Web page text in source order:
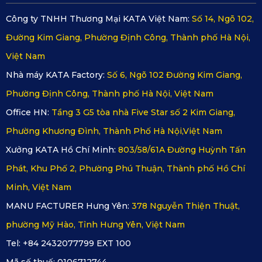
Thảm ô tô 360 độ KATA giúp bảo vệ sàn xe khỏi nước mưa
Thảm lót sàn ô tô 360 không chỉ thực dụng mà còn nâng tầm
nội thất với thiết kế hiện đại và chất liệu PVC cao cấp. Hoa
Công ty TNHH Thương Mại KATA Việt Nam: Số 14, Ngõ 102,
Đường Kim Giang, Phường Định Công, Thành phố Hà Nội,
Việt Nam
Nhà máy KATA Factory: Số 6, Ngõ 102 Đường Kim Giang,
Phường Định Công, Thành phố Hà Nội, Việt Nam
Office HN: Tầng 3 G5 tòa nhà Five Star số 2 Kim Giang,
Phường Khương Đình, Thành Phố Hà Nội,Việt Nam
Xưởng KATA Hồ Chí Minh: 803/58/61A Đường Huỳnh Tấn
Phát, Khu Phố 2, Phường Phú Thuận, Thành phố Hồ Chí
Minh, Việt Nam
MANU FACTURER Hưng Yên: 378 Nguyễn Thiện Thuật,
phường Mỹ Hào, Tỉnh Hưng Yên, Việt Nam
Tel: +84 2432077799 EXT 100